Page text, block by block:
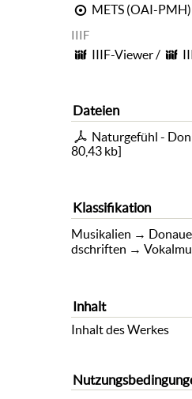
METS (OAI-PMH)
IIIF
IIIF-Viewer/
Dateien
Naturgefühl -
80,43 kb]
Klassifikation
Musikalien →
dschriften →
Inhalt
Inhalt des Werkes